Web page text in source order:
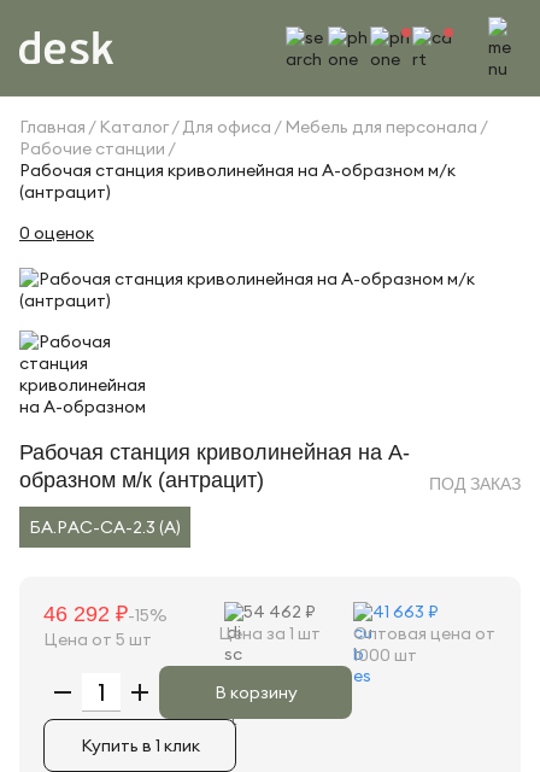
Главная Каталог Для офиса
Мебель для персонала
Рабочие станции
Рабочая станция криволинейная на А-образном м/к
(антрацит)
0 оценок
Рабочая станция криволинейная на А-
образном м/к (антрацит)
ПОД ЗАКАЗ
БА.РАС-СА-2.3 (A)
46 292 ₽-15%
Цена от 5 шт
54 462 ₽
Цена за 1 шт
41 663 ₽
Оптовая цена от
1000 шт
В корзину
Купить в 1 клик